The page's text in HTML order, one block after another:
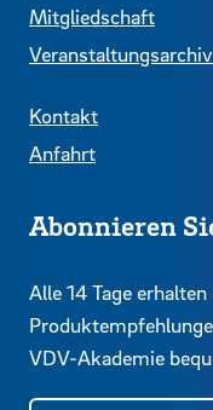
Abonnieren
Alle 14 Tage
VDV-Akademie
Mitgliedschaft
Veranstaltungsarchiv
Kontakt
Anfahrt